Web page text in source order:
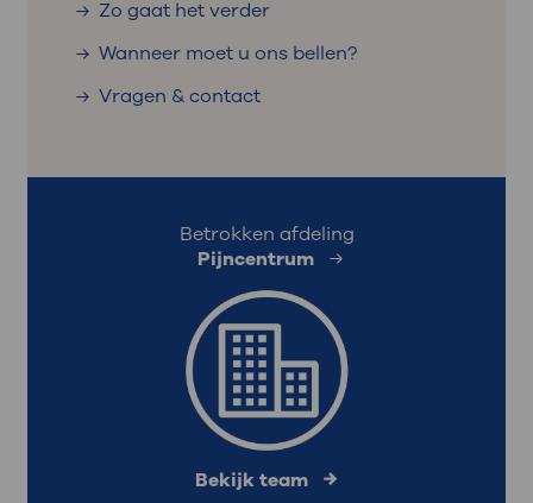
Zo gaat het verder
Wanneer moet u ons bellen?
Vragen & contact
Betrokken afdeling
Pijncentrum
Bekijk team